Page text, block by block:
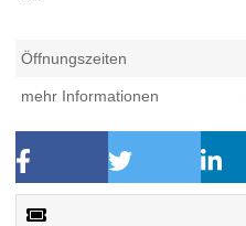
Öffnungszeiten
mehr Informationen